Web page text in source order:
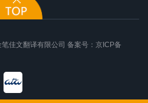
佳文翻译有限公司 备案号： 京ICP备